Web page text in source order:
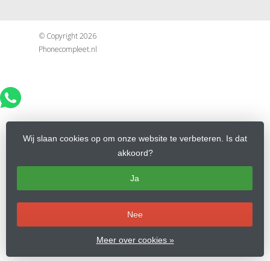
Wij slaan cookies op om onze website te verbeteren. Is dat
akkoord?
Ja
Nee
Meer over cookies »
© Copyright 2026
Phonecompleet.nl